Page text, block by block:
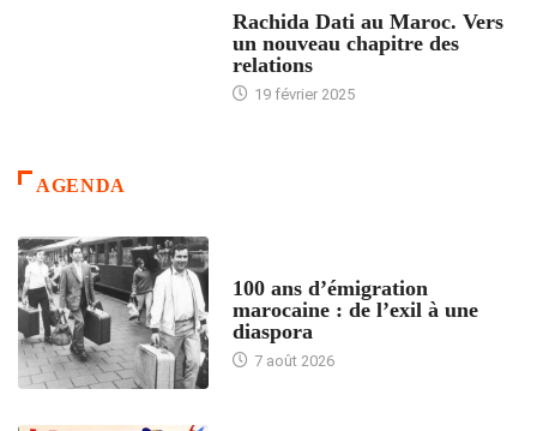
Rachida Dati au Maroc. Vers
un nouveau chapitre des
relations
19 février 2025
AGENDA
100 ans d’émigration
marocaine : de l’exil à une
diaspora
7 août 2026